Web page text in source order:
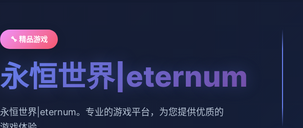
🔧 精品游戏
永恒世界|eternum
永恒世界|eternum。专业的游戏平台，为您提供优质的